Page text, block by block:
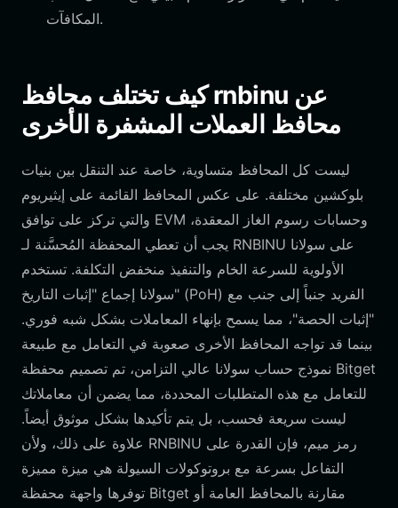
المكافآت.
كيف تختلف محافظ rnbinu عن
محافظ العملات المشفرة الأخرى
ليست كل المحافظ متساوية، خاصة عند التنقل بين بنيات
بلوكشين مختلفة. على عكس المحافظ القائمة على إيثيريوم
والتي تركز على توافق EVM وحسابات رسوم الغاز المعقدة،
يجب أن تعطي المحفظة المُحسَّنة لـ RNBINU على سولانا
الأولوية للسرعة الخام والتنفيذ منخفض التكلفة. تستخدم
سولانا إجماع "إثبات التاريخ" (PoH) الفريد جنباً إلى جنب مع
"إثبات الحصة"، مما يسمح بإنهاء المعاملات بشكل شبه فوري.
بينما قد تواجه المحافظ الأخرى صعوبة في التعامل مع طبيعة
نموذج حساب سولانا عالي التزامن، تم تصميم محفظة Bitget
للتعامل مع هذه المتطلبات المحددة، مما يضمن أن معاملاتك
ليست سريعة فحسب، بل يتم تأكيدها بشكل موثوق أيضاً.
علاوة على ذلك، ولأن RNBINU رمز ميم، فإن القدرة على
التفاعل بسرعة مع بروتوكولات السيولة هي ميزة مميزة
توفرها واجهة محفظة Bitget مقارنة بالمحافظ العامة أو